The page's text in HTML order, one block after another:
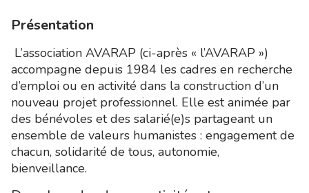
Présentation
L’association AVARAP (ci-après « l’AVARAP »)
accompagne depuis 1984 les cadres en recherche
d’emploi ou en activité dans la construction d’un
nouveau projet professionnel. Elle est animée par
des bénévoles et des salarié(e)s partageant un
ensemble de valeurs humanistes : engagement de
chacun, solidarité de tous, autonomie,
bienveillance.